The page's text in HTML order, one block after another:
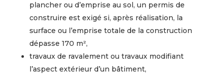
plancher ou d’emprise au sol, un permis de
construire est exigé si, après réalisation, la
surface ou l’emprise totale de la construction
dépasse 170 m²,
travaux de ravalement ou travaux modifiant
l’aspect extérieur d’un bâtiment,